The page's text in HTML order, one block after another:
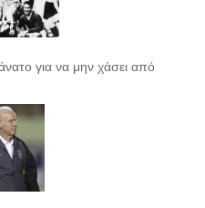
για να μην χάσει από